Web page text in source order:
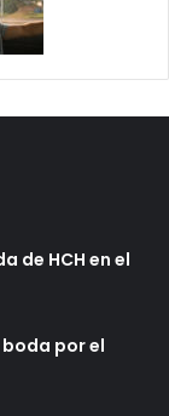
de HCH en el
por el